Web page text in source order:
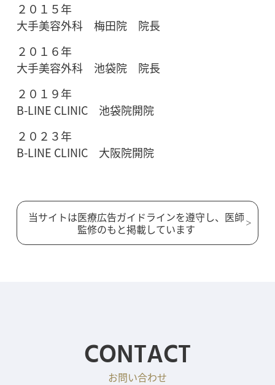
２０１５年
大手美容外科 梅田院 院長
２０１６年
大手美容外科 池袋院 院長
２０１９年
B-LINE CLINIC 池袋院開院
２０２３年
B-LINE CLINIC 大阪院開院
当サイトは医療広告ガイドラインを遵守し、医師
監修のもと掲載しています
CONTACT
お問い合わせ